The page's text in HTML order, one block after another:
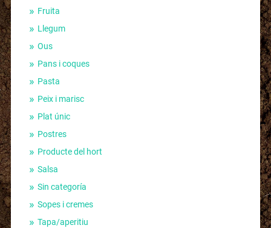
Fruita
Llegum
Ous
Pans i coques
Pasta
Peix i marisc
Plat únic
Postres
Producte del hort
Salsa
Sin categoría
Sopes i cremes
Tapa/aperitiu